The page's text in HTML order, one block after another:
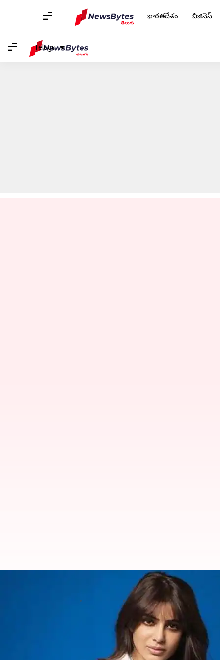
భారతదేశం బిజినెస్
Telugu
వార్తలు సినిమా వార్తలు / యాక్షన్ సీన్స్ లో నటించడంపై
యాక్షన్ సీన్స్ లో నటించడంపై సమంతను
11:17 am
సమంతఆరోగ్యం ఈ మధ్య